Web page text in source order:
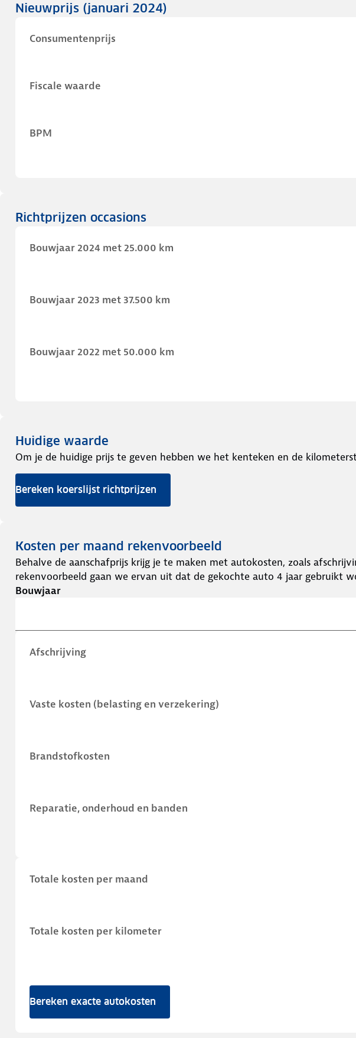
Nieuwprijs (januari 2024)
Consumentenprijs
Fiscale waarde
BPM
Richtprijzen occasions
Bouwjaar 2024 met 25.000 km
Bouwjaar 2023 met 37.500 km
Bouwjaar 2022 met 50.000 km
Huidige waarde
Om je de huidige prijs te geven hebben we het kenteken en de
Bereken koerslijst richtprijzen
Kosten per maand rekenvoorbeeld
Behalve de aanschafprijs krijg je te maken met autokosten, zoals
rekenvoorbeeld gaan we ervan uit dat de gekochte auto 4 jaar gebruikt
Bouwjaar
Afschrijving
Vaste kosten (belasting en verzekering)
Brandstofkosten
Reparatie, onderhoud en banden
Totale kosten per maand
Totale kosten per kilometer
Bereken exacte autokosten